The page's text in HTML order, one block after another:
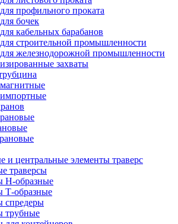
профильного проката
бочек
кабельных барабанов
строительной промышленности
железнодорожной промышленности
захваты
и центральные элементы траверс
траверсы
Н-образные
Т-образные
спредеры
трубные